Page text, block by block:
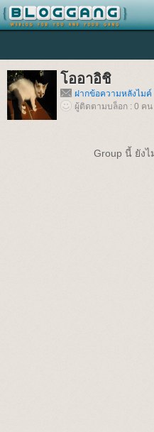
โออาอิชิ
ฝากข้อความหลังไมค์
ผู้ติดตามบล็อก : 0 คน
Group นี้ ยังไ